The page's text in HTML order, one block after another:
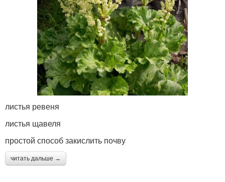
листья ревеня
листья щавеля
простой способ закислить почву
читать дальше →